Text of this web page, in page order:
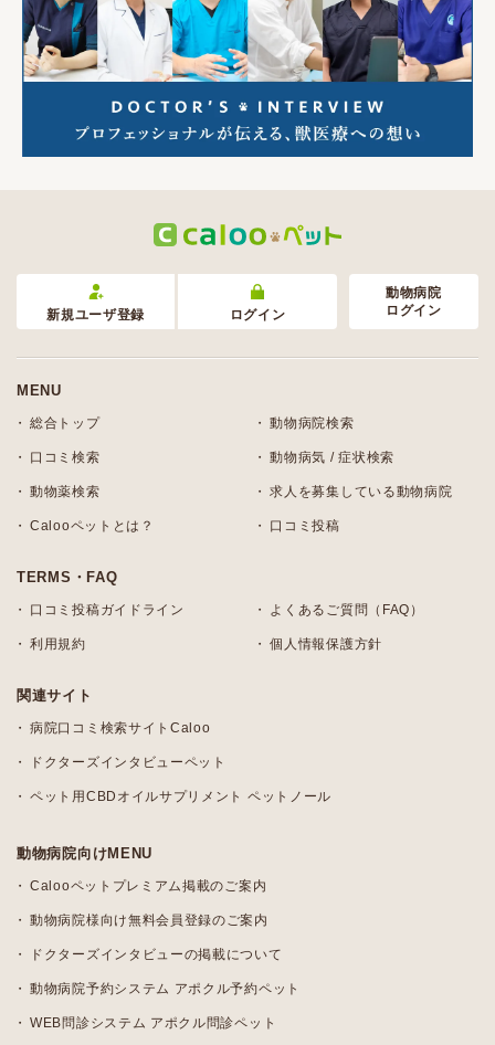
新規ユーザ登録 ログイン
動物病院
ログイン
MENU
総合トップ 動物病院検索
口コミ検索 動物病気 / 症状検索
動物薬検索 求人を募集している動物病院
Calooペットとは？ 口コミ投稿
TERMS・FAQ
口コミ投稿ガイドライン よくあるご質問（FAQ）
利用規約 個人情報保護方針
関連サイト
病院口コミ検索サイトCaloo
ドクターズインタビューペット
ペット用CBDオイルサプリメント ペットノール
動物病院向けMENU
Calooペットプレミアム掲載のご案内
動物病院様向け無料会員登録のご案内
ドクターズインタビューの掲載について
動物病院予約システム アポクル予約ペット
WEB問診システム アポクル問診ペット